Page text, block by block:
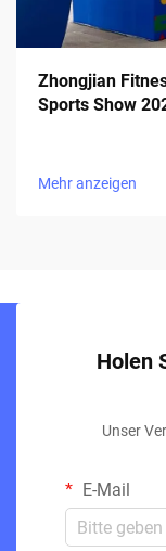
Zhongjian
Sports Show
Mehr anzeigen
Holen
Unser
E-Mail